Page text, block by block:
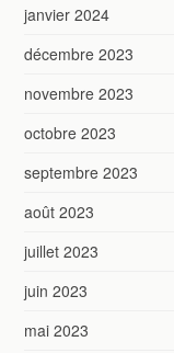
janvier 2024
décembre 2023
novembre 2023
octobre 2023
septembre 2023
août 2023
juillet 2023
juin 2023
mai 2023